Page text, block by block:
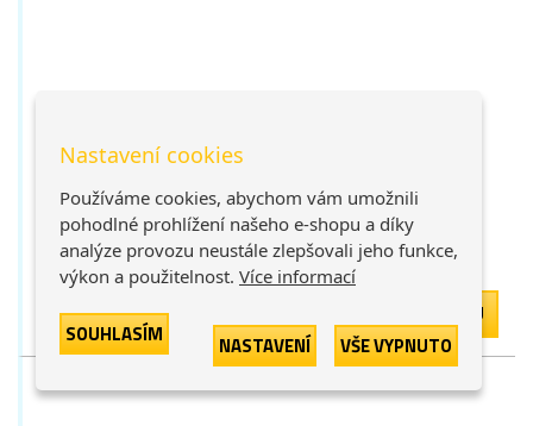
Multifunkční tiskárna Epson EcoTank L4366
bílá
1 bod
Skladem > 9 ks
5 706 Kč
4 716 Kč bez DPH DO KOŠÍKU
Nastavení cookies
Používáme cookies, abychom vám umožnili
pohodlné prohlížení našeho e-shopu a díky
analýze provozu neustále zlepšovali jeho funkce,
výkon a použitelnost. Více informací
SOUHLASÍM NASTAVENÍ VŠE VYPNUTO